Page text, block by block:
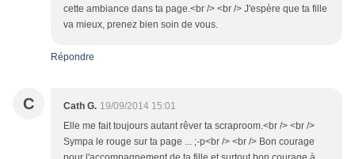
cette ambiance dans ta page.<br /> <br /> J'espère que ta fille
va mieux, prenez bien soin de vous.
Répondre
C Cath G. 19/09/2014 15:01
Elle me fait toujours autant rêver ta scraproom.<br /> <br />
Sympa le rouge sur ta page ... ;-p<br /> <br /> Bon courage